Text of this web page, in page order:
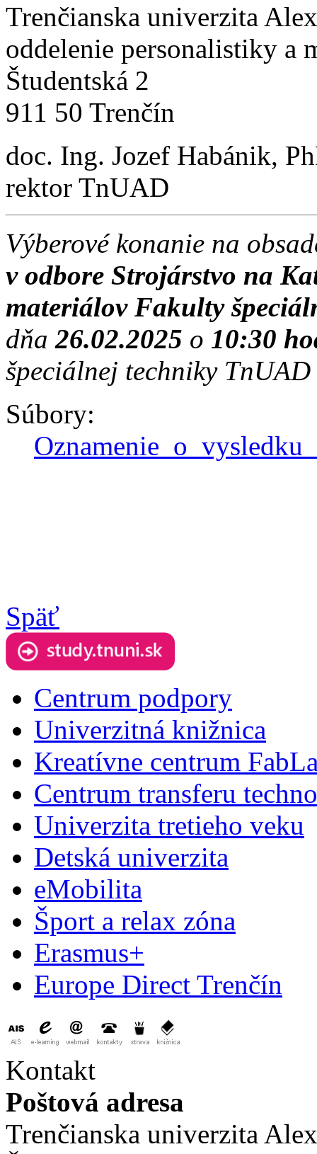
Trenčianska univerzita
oddelenie personalistiky a
Študentská 2
911 50 Trenčín
doc. Ing. Jozef Habánik,
rektor TnUAD
Výberové konanie na
v odbore Strojárstvo na
materiálov Fakulty
dňa26.02.2025 o 10:30
špeciálnej techniky TnUAD
Súbory:
Späť
Centrum podpory
Univerzitná knižnica
Kreatívne centrum
Centrum transferu
Univerzita tretieho veku
Detská univerzita
eMobilita
Šport a relax zóna
Erasmus+
Europe Direct Trenčín
Kontakt
Poštová adresa
Trenčianska univerzita